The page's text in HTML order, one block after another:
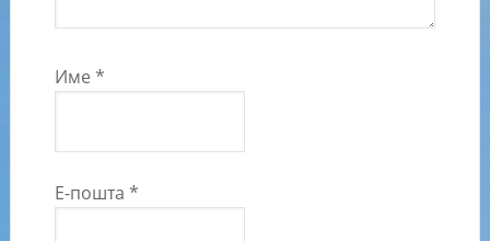
Име *
Е-пошта *